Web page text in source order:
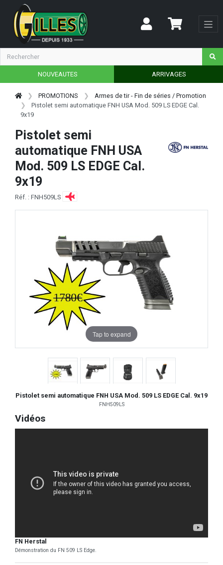
NOUVEAUTES ARRIVAGES
PROMOTIONS
Armes de tir - Fin de séries / Promotion
Pistolet semi automatique FNH USA Mod. 509 LS EDGE Cal.
9x19
Pistolet semi
automatique FNH USA
Mod. 509 LS EDGE Cal.
9x19
Réf. : FNH509LS
Tap to expand
Pistolet semi automatique FNH USA Mod. 509 LS EDGE Cal. 9x19
FNH509LS
Vidéos
FN Herstal
Démonstration du FN 509 LS Edge.